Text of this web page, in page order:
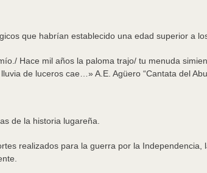
que habrían establecido una edad superior a
Hace mil años la paloma trajo/ tu menuda
de luceros cae…» A.E. Agüero “Cantata del
de la historia lugareña.
realizados para la guerra por la